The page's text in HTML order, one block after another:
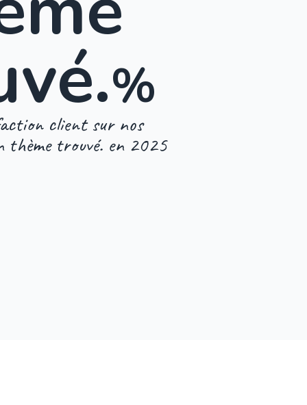
%
client sur nos
trouvé. en 2025